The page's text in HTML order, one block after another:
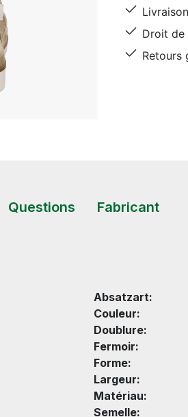
Droit de
Retours
Questions Fabricant
Absatzart:
Couleur:
Doublure:
Fermoir:
Forme:
Largeur:
Matériau:
Semelle: